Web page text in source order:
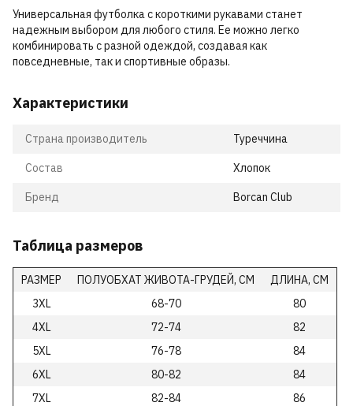
Универсальная футболка с короткими рукавами станет
надежным выбором для любого стиля. Ее можно легко
комбинировать с разной одеждой, создавая как
повседневные, так и спортивные образы.
Характеристики
Страна производитель Туреччина
Состав Хлопок
Бренд Borcan Club
Таблица размеров
РАЗМЕР ПОЛУОБХАТ ЖИВОТА-ГРУДЕЙ, СМ
ДЛИНА, СМ
3XL
68-70
80
4XL
72-74
82
5XL
76-78
84
6XL
80-82
84
7XL
82-84 86